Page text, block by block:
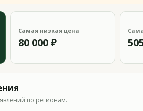
Самая низкая цена
80 000 ₽
по регионам.